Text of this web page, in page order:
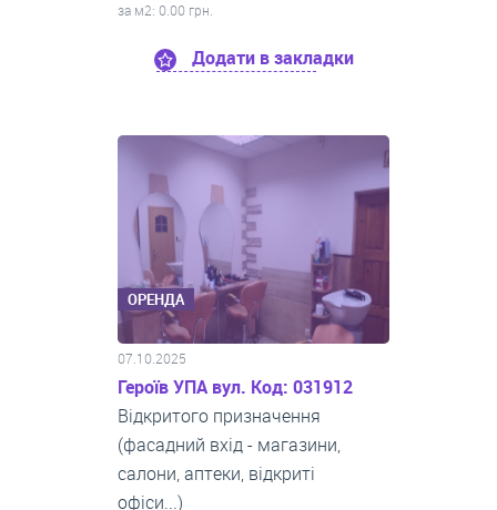
за м2: 0.00 грн.
Додати в закладки
ОРЕНДА
07.10.2025
Героїв УПА вул. Код: 031912
Відкритого призначення
(фасадний вхід - магазини,
салони, аптеки, відкриті
офіси...)